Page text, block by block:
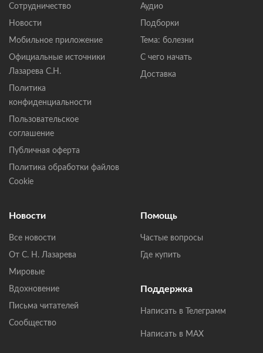
Сотрудничество
Новости
Мобильное приложение
Официальные источники
Лазарева С.Н.
Политика
конфиденциальности
Пользовательское
соглашение
Публичная оферта
Политика обработки файлов
Cookie
Аудио
Подборки
Тема: болезни
С чего начать
Доставка
Новости
Все новости
От С. Н. Лазарева
Мировые
Вдохновение
Письма читателей
Сообщество
Помощь
Частые вопросы
Где купить
Поддержка
Написать в Телеграмм
Написать в MAX